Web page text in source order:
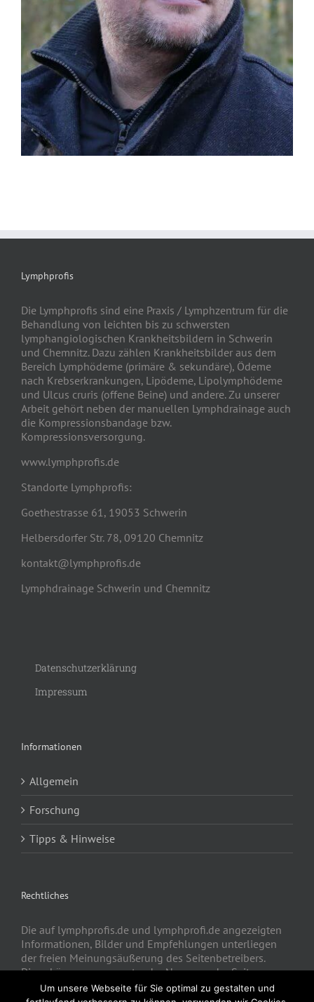
Lymphprofis
Die Lymphprofis sind eine Praxis / Lymphzentrum für die
Behandlung von leichten bis zu schwersten
lymphangiologischen Krankheitsbildern in Schwerin
und Chemnitz. Dazu zählen Krankheitsbilder aus dem
Bereich Lymphödeme (primäre & sekundäre), Ödeme
nach Krebserkrankungen, Lipödeme, Lipolymphödeme
und Ulcus cruris (offene Beine) und andere. Zu unserer
Arbeit gehört neben der manuellen Lymphdrainage auch
die Kompressionsbandage bzw.
Kompressionsversorgung.
www.lymphprofis.de
Standorte Lymphprofis:
Goethestrasse 61, 19053 Schwerin
Helbersdorfer Str. 78, 09120 Chemnitz
kontakt@lymphprofis.de
Lymphdrainage Schwerin und Chemnitz
Datenschutzerklärung
Impressum
Informationen
Allgemein
Forschung
Tipps & Hinweise
Rechtliches
Die auf lymphprofis.de und lymphprofi.de angezeigten
Informationen, Bilder und Empfehlungen unterliegen
der freien Meinungsäußerung des Seitenbetreibers.
Diese können gerne unter der Nennung der Seite
lymphprofis.de kostenfrei verbreitet werden.
Um unsere Webseite für Sie optimal zu gestalten und